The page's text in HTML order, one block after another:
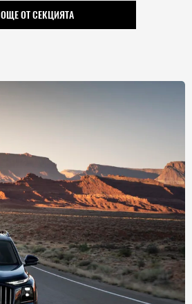
ОЩЕ ОТ СЕКЦИЯТА